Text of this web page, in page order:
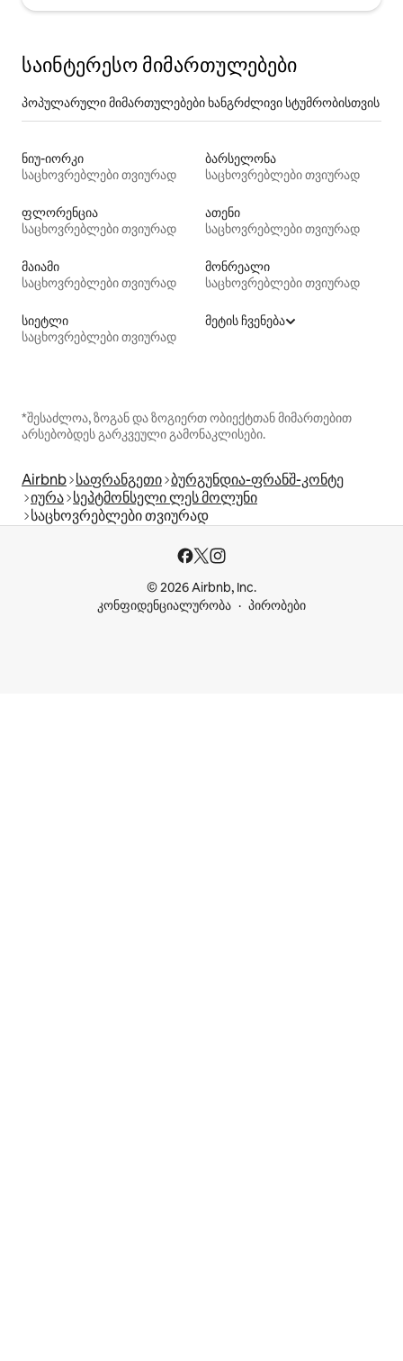
საინტერესო მიმართულებები
პოპულარული მიმართულებები ხანგრძლივი სტუმრობისთვის
ნიუ-იორკი
საცხოვრებლები თვიურად
ბარსელონა
საცხოვრებლები თვიურად
ფლორენცია
საცხოვრებლები თვიურად
ათენი
საცხოვრებლები თვიურად
მაიამი
საცხოვრებლები თვიურად
მონრეალი
საცხოვრებლები თვიურად
სიეტლი
საცხოვრებლები თვიურად
მეტის ჩვენება
*შესაძლოა, ზოგან და ზოგიერთ ობიექტთან მიმართებით
არსებობდეს გარკვეული გამონაკლისები.
Airbnb საფრანგეთი ბურგუნდია-ფრანშ-კონტე
იურა სეპტმონსელი ლეს მოლუნი
საცხოვრებლები თვიურად
© 2026 Airbnb, Inc.
კონფიდენციალურობა
პირობები